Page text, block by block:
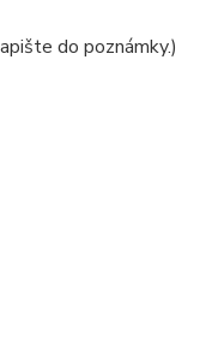
do poznámky.)